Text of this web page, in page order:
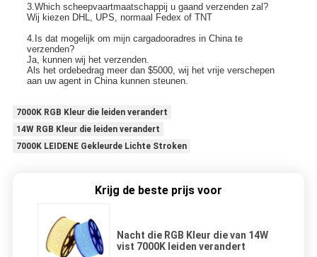
3.Which scheepvaartmaatschappij u gaand verzenden zal?
Wij kiezen DHL, UPS, normaal Fedex of TNT
4.Is dat mogelijk om mijn cargadooradres in China te
verzenden?
Ja, kunnen wij het verzenden.
Als het ordebedrag meer dan $5000, wij het vrije verschepen
aan uw agent in China kunnen steunen.
7000K RGB Kleur die leiden verandert
14W RGB Kleur die leiden verandert
7000K LEIDENE Gekleurde Lichte Stroken
Krijg de beste prijs voor
Nacht die RGB Kleur die van 14W
vist 7000K leiden verandert